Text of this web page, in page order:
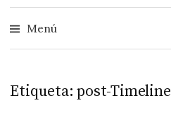
Menú
Etiqueta:post-Timeline